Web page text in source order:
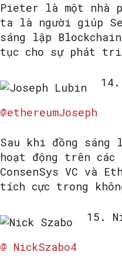
Pieter là một nhà
ta là người giúp
sáng lập
tục cho sự phát
@ethereumJoseph
Sau khi đồng sáng
hoạt động trên
ConsenSys VC và
tích cực trong
15.
@ NickSzabo4